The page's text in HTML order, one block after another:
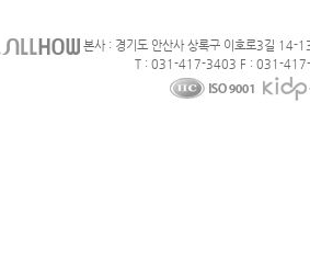
본사 : 경기도 안산사 상록구 이호로3길 14-
T : 031-417-3403 F : 031-